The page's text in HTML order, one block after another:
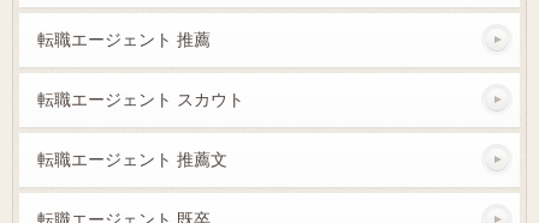
転職エージェント 推薦
転職エージェント スカウト
転職エージェント 推薦文